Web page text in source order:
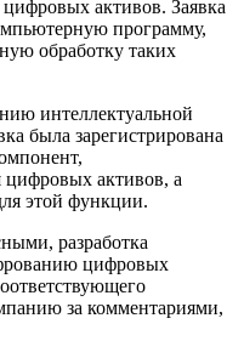
активов. Заявка
программу,
обработку таких
интеллектуальной
была зарегистрирована
активов, а
этой функции.
разработка
цифровых
за комментариями,